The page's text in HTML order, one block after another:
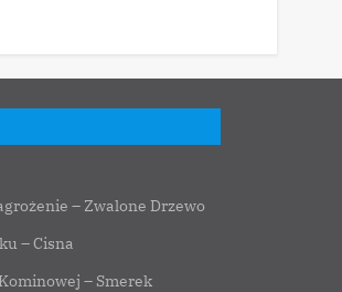
– Zwalone Drzewo
– Cisna
– Smerek